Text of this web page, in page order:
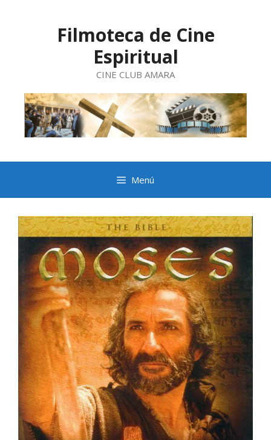
Filmoteca de Cine
Espiritual
CINE CLUB AMARA
Menú